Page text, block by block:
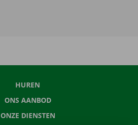
HUREN
ONS AANBOD
ONZE DIENSTEN